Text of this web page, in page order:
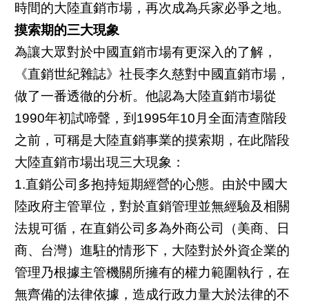
時間的大陸直銷市場，再次成為兵家必爭之地。
摸索期的三大現象
為讓大眾對於中國直銷市場有更深入的了解，
《直銷世紀雜誌》社長李久慈對中國直銷市場，
做了一番透徹的分析。他認為大陸直銷市場從
1990年初試啼聲，到1995年10月全面清查階段
之前，可稱是大陸直銷事業的摸索期，在此階段
大陸直銷市場出現三大現象：
1.直銷公司多抱持短期經營的心態。由於中國大
陸政府主管單位，對於直銷管理並無經驗及相關
法規可循，在直銷公司多為外商公司（美商、日
商、台灣）進駐的情形下，大陸對於外資企業的
管理乃根據主管機關所擁有的權力範圍執行，在
無齊備的法律依據，造成行政力量大於法律的不